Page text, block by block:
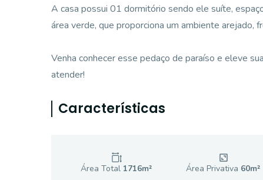
A casa possui 01 dormitório sendo ele suíte,
área verde, que proporciona um ambiente arejado,
Venha conhecer esse pedaço de paraíso e eleve
atender!
Características
Área Total 1716m² Área Privativa 60m²